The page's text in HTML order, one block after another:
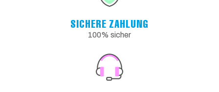
SICHERE ZAHLUNG
100% sicher